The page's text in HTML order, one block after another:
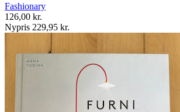
Fashionary
126,00 kr.
Nypris 229,95 kr.